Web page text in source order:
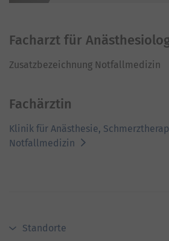
Facharzt für
Zusatzbezeichnung Notfallmedizin
Fachärztin
Klinik für Anästhesie,
Notfallmedizin
Standorte